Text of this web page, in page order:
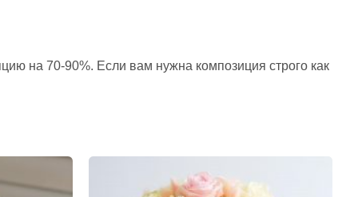
на 70-90%. Если вам нужна композиция строго как